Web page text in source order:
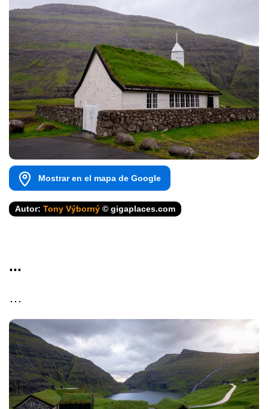
Mostrar en el mapa de Google
Autor: Tony Výborný © gigaplaces.com
...
…